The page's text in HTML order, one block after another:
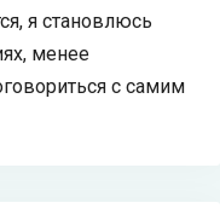
я становлюсь
менее
с самим